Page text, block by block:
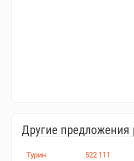
Другие предложения
Турин
522.111